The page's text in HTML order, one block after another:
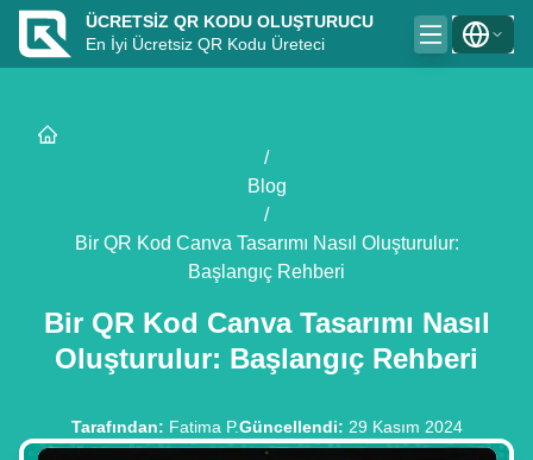
ÜCRETSIZ QR KODU OLUŞTURUCU
En İyi Ücretsiz QR Kodu Üreteci
/
Blog
/
Bir QR Kod Canva Tasarımı Nasıl Oluşturulur:
Başlangıç Rehberi
Bir QR Kod Canva Tasarımı Nasıl
Oluşturulur: Başlangıç Rehberi
Tarafından: Fatima P.Güncellendi: 29 Kasım 2024